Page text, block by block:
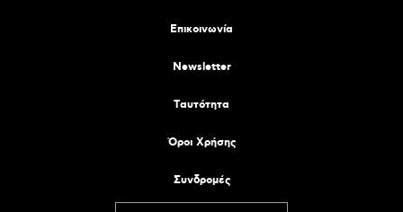
Επικοινωνία
Newsletter
Tαυτότητα
Όροι Χρήσης
Συνδρομές